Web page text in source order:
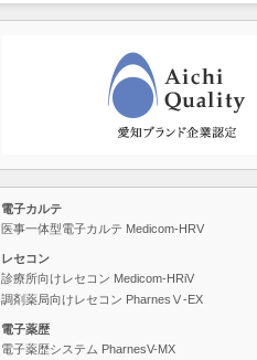
電子カルテ
医事一体型電子カルテ Medicom-HRV
レセコン
診療所向けレセコン Medicom-HRiV
調剤薬局向けレセコン PharnesⅤ-EX
電子薬歴
電子薬歴システム PharnesV-MX